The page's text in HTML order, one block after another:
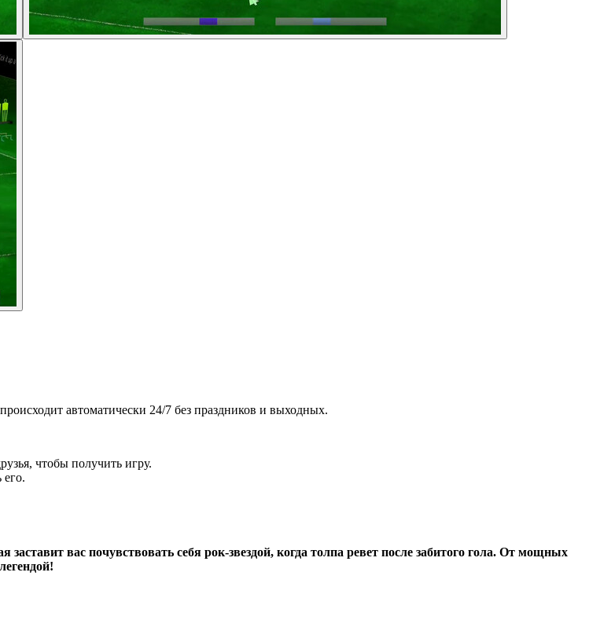
автоматически 24/7 без праздников и выходных.
чтобы получить игру.
вас почувствовать себя рок-звездой, когда толпа ревет после забитого гола. От мощных